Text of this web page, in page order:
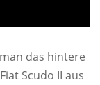
das hintere
Scudo II aus